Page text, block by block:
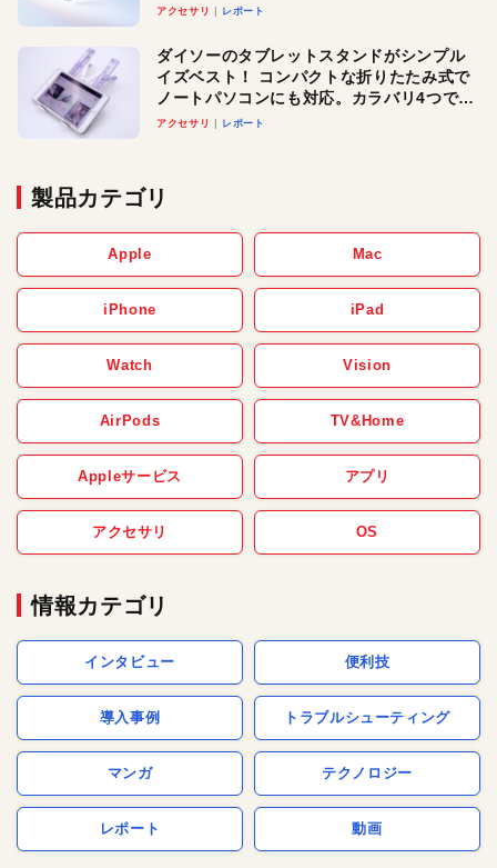
アクセサリ レポート
ダイソーのタブレットスタンドがシンプル
イズベスト！ コンパクトな折りたたみ式で
ノートパソコンにも対応。カラバリ4つで選
べる楽しさも
アクセサリ レポート
製品カテゴリ
Apple Mac
iPhone iPad
Watch Vision
AirPods TV&Home
Appleサービス アプリ
アクセサリ OS
情報カテゴリ
インタビュー 便利技
導入事例 トラブルシューティング
マンガ テクノロジー
レポート 動画